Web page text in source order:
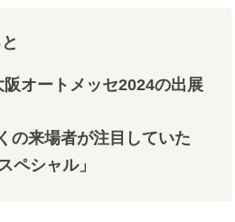
オートメッセ2024の出展
の来場者が注目していた
ペシャル」